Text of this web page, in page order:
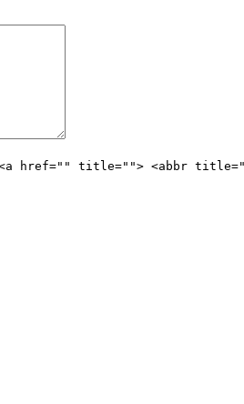
href="" title=""> <abbr